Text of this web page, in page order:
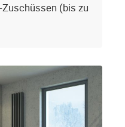
(bis zu